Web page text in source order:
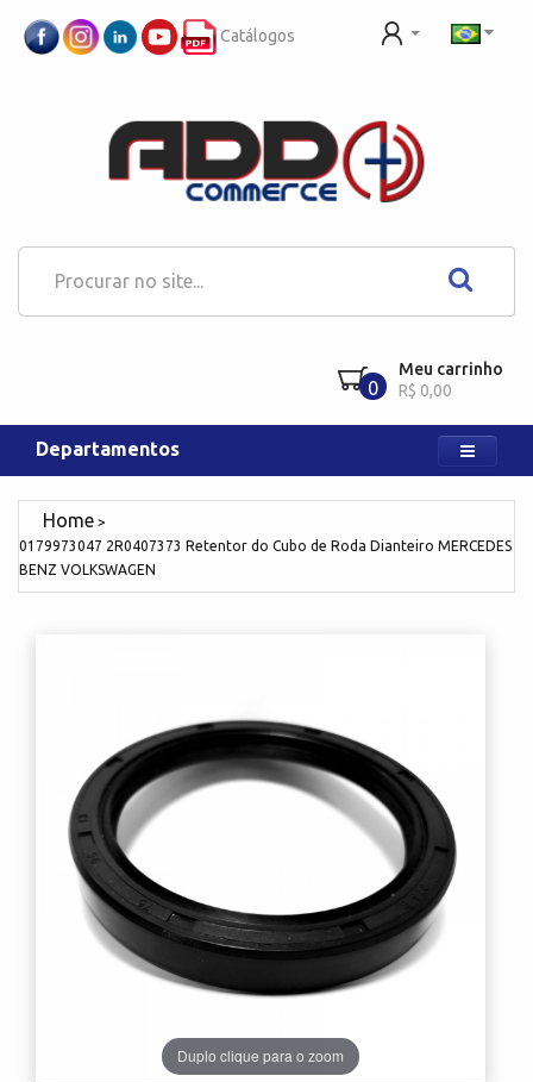
Catálogos
0
Meu carrinho
R$ 0,00
Departamentos
0179973047 2R0407373 Retentor do Cubo de Roda Dianteiro MERCEDES
BENZ VOLKSWAGEN
Duplo clique para o zoom